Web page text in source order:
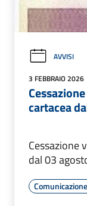
AVVISI
3 FEBBRAIO 2026
cartacea
Cessazione
dal 03